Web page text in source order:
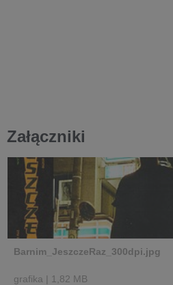
Załączniki
Barnim_JeszczeRaz_300dpi.jpg
grafika | 1,82 MB